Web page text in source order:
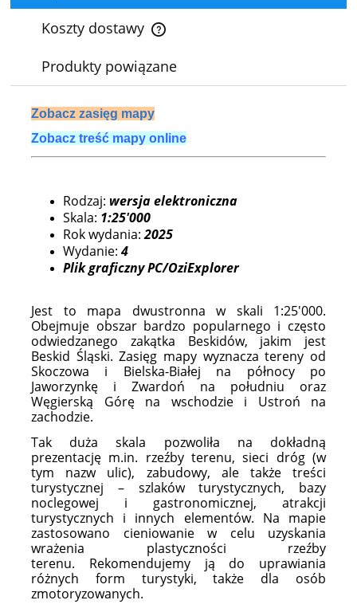
Koszty dostawy
Cena nie zawiera ewentualnych kosztów płatności
Produkty powiązane
Zobacz zasięg mapy
Zobacz treść mapy online
Rodzaj: wersja elektroniczna
Skala: 1:25'000
Rok wydania:2025
Wydanie:4
Plik graficzny PC/OziExplorer
Jest to mapa dwustronna w skali 1:25'000.
Obejmuje obszar bardzo popularnego i często
odwiedzanego zakątka Beskidów, jakim jest
Beskid Śląski. Zasięg mapy wyznacza tereny od
Skoczowa i Bielska-Białej na północy po
Jaworzynkę i Zwardoń na południu oraz
Węgierską Górę na wschodzie i Ustroń na
zachodzie.
Tak duża skala pozwoliła na dokładną
prezentację m.in. rzeźby terenu, sieci dróg (w
tym nazw ulic), zabudowy, ale także treści
turystycznej – szlaków turystycznych, bazy
noclegowej i gastronomicznej, atrakcji
turystycznych i innych elementów. Na mapie
zastosowano cieniowanie w celu uzyskania
wrażenia plastyczności rzeźby
terenu. Rekomendujemy ją do uprawiania
różnych form turystyki, także dla osób
zmotoryzowanych.